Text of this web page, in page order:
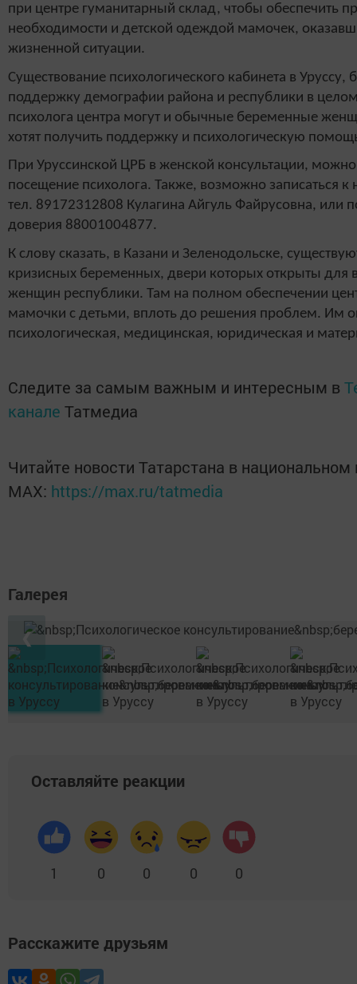
при центре гуманитарный склад, чтобы обеспечить
необходимости и детской одеждой мамочек,
жизненной ситуации.
Существование психологического кабинета в Уруссу,
поддержку демографии района и республики в
психолога центра могут и обычные беременные
хотят получить поддержку и психологическую
При Уруссинской ЦРБ в женской консультации,
посещение психолога. Также, возможно записаться к
тел. 89172312808 Кулагина Айгуль Файрусовна, или
доверия 88001004877.
К слову сказать, в Казани и Зеленодольске,
кризисных беременных, двери которых открыты для
женщин республики. Там на полном обеспечении
мамочки с детьми, вплоть до решения проблем. Им
психологическая, медицинская, юридическая и
Следите за самым важным и интересным в
канале Татмедиа
Читайте новости Татарстана в
MАХ: https://max.ru/tatmedia
Галерея
❮
Оставляйте реакции
1 0 0 0 0
Расскажите друзьям